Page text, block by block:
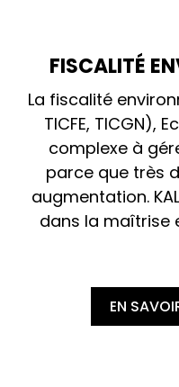
FISCALITÉ
La fiscalité
TICFE, TICGN),
complexe à
parce que très
augmentation.
dans la maîtrise
EN